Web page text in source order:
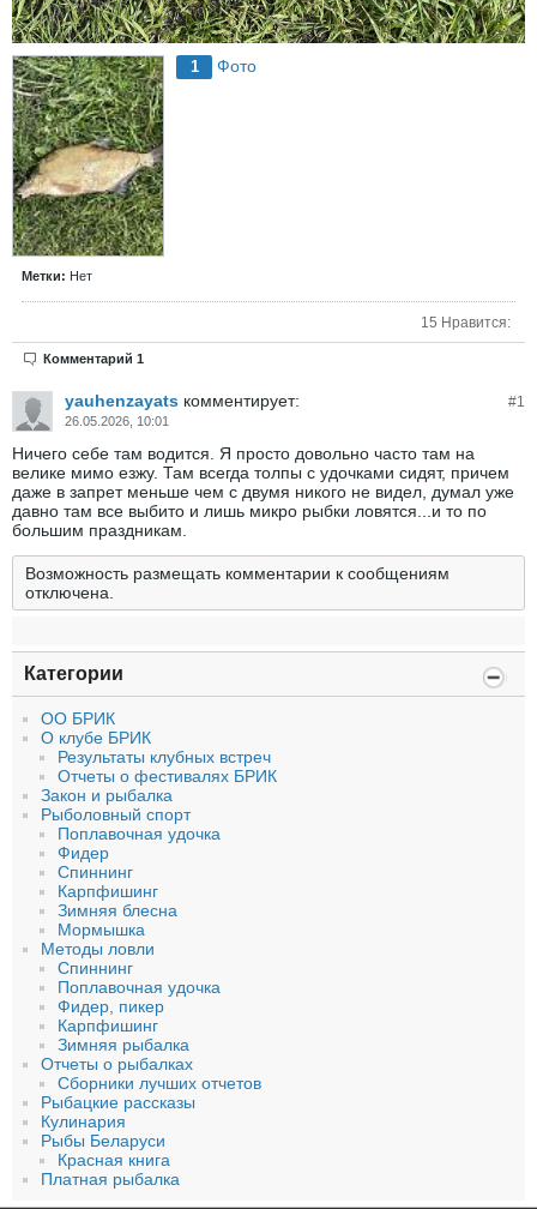
1 Фото
Метки: Нет
15 Нравится:
Комментарий 1
#1
yauhenzayats комментирует:
26.05.2026, 10:01
Ничего себе там водится. Я просто довольно часто там на
велике мимо езжу. Там всегда толпы с удочками сидят, причем
даже в запрет меньше чем с двумя никого не видел, думал уже
давно там все выбито и лишь микро рыбки ловятся...и то по
большим праздникам.
Возможность размещать комментарии к сообщениям
отключена.
Категории
ОО БРИК
О клубе БРИК
Результаты клубных встреч
Отчеты о фестивалях БРИК
Закон и рыбалка
Рыболовный спорт
Поплавочная удочка
Фидер
Спиннинг
Карпфишинг
Зимняя блесна
Мормышка
Методы ловли
Спиннинг
Поплавочная удочка
Фидер, пикер
Карпфишинг
Зимняя рыбалка
Отчеты о рыбалках
Сборники лучших отчетов
Рыбацкие рассказы
Кулинария
Рыбы Беларуси
Красная книга
Платная рыбалка